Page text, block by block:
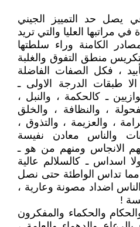
يصل حد التمييز الجيني
مراتبها العليا والتي تريد
الكامنة وراء سلطتها
منطق التفوق والغلبة
، فكل الصفات الفاضلة
طبقات الدرجة الاولى ـ
ـ كالحكمة ، والنبل ،
، والنظافة ، والخلق
، والعزيمة ، والتذوق ،
والناس معادن نفيسة
الانجاس ومنهم من هو ـ
اسداس ـ كالسلالم عالية
مما تداس الواطئة حتى نصل
اضداد مصونة وعارية ،
!
والحكماء والمفكرون